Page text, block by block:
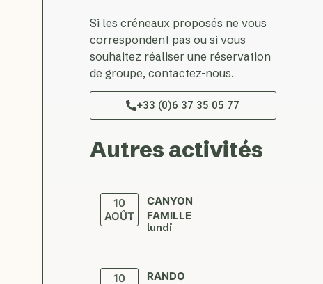
Si les créneaux proposés ne vous
correspondent pas ou si vous
souhaitez réaliser une réservation
de groupe, contactez-nous.
+33 (0)6 37 35 05 77
Autres activités
10
AOÛT
CANYON
FAMILLE
lundi
10
RANDO